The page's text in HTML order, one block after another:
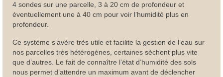
4 sondes sur une parcelle, 3 à 20 cm de profondeur et
éventuellement une à 40 cm pour voir l’humidité plus en
profondeur.
Ce système s’avère très utile et facilite la gestion de l’eau sur
nos parcelles très hétérogènes, certaines sèchent plus vite
que d’autres. Le fait de connaître l’état d’humidité des sols
nous permet d’attendre un maximum avant de déclencher